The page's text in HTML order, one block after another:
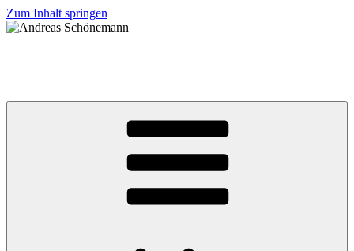
Zum Inhalt springen